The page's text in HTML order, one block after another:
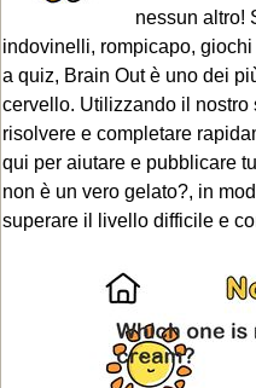
nessun altro!
indovinelli, rompicapo,
a quiz, Brain Out è uno dei
cervello. Utilizzando il nostro
risolvere e completare
qui per aiutare e pubblicare
non è un vero gelato?, in
superare il livello difficile e